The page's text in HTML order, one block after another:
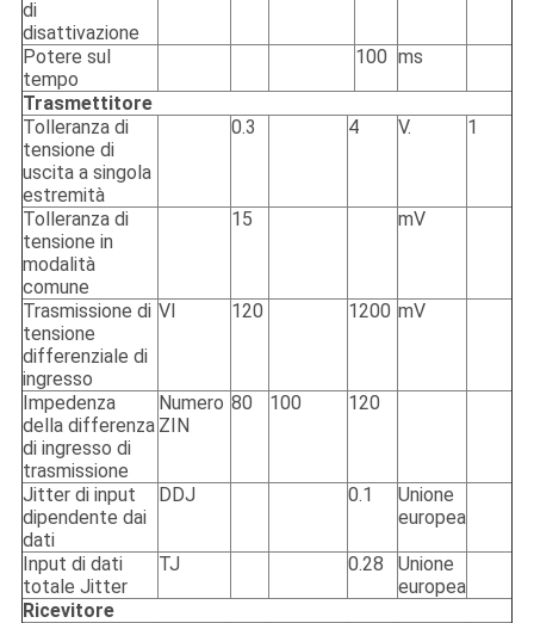
di
disattivazione
Potere sul
tempo
100 ms
Trasmettitore
Tolleranza di
tensione di
uscita a singola
estremità
0.3 4 V. 1
Tolleranza di
tensione in
modalità
comune
15 mV
Trasmissione di
tensione
differenziale di
ingresso
VI 120 1200 mV
Impedenza
della differenza
di ingresso di
trasmissione
Numero
ZIN
80 100 120
Jitter di input
dipendente dai
dati
DDJ 0.1
Unione
europea
Input di dati
totale Jitter
TJ 0.28
Unione
europea
Ricevitore